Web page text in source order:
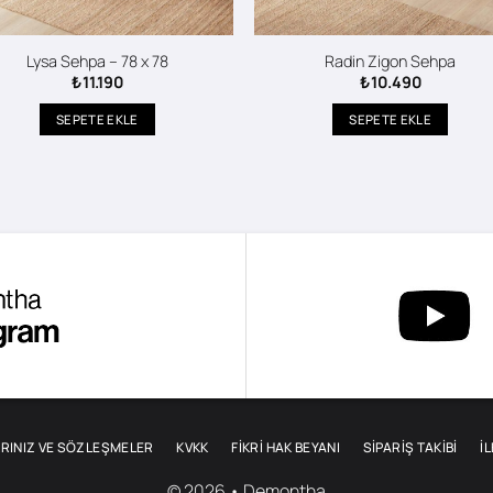
Lysa Sehpa – 78 x 78
₺11.190
SEPETE EKLE
Radin Zigon Sehpa
₺10.490
SEPETE EKLE
VE SÖZLEŞMELER KVKK FİKRİ HAK BEYANI SIPARIŞ TAKIBI